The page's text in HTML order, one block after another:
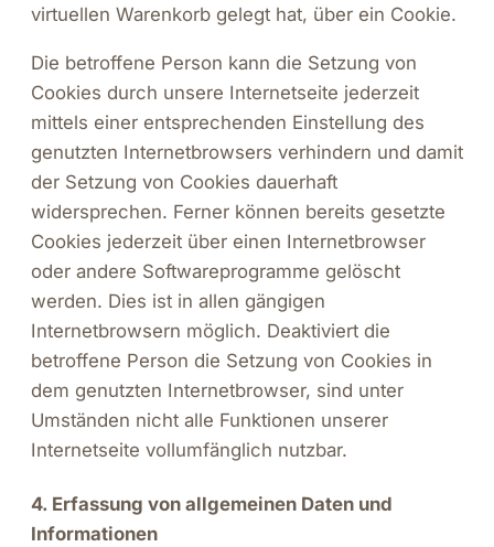
virtuellen Warenkorb gelegt hat, über ein Cookie.
Die betroffene Person kann die Setzung von
Cookies durch unsere Internetseite jederzeit
mittels einer entsprechenden Einstellung des
genutzten Internetbrowsers verhindern und damit
der Setzung von Cookies dauerhaft
widersprechen. Ferner können bereits gesetzte
Cookies jederzeit über einen Internetbrowser
oder andere Softwareprogramme gelöscht
werden. Dies ist in allen gängigen
Internetbrowsern möglich. Deaktiviert die
betroffene Person die Setzung von Cookies in
dem genutzten Internetbrowser, sind unter
Umständen nicht alle Funktionen unserer
Internetseite vollumfänglich nutzbar.
4. Erfassung von allgemeinen Daten und
Informationen